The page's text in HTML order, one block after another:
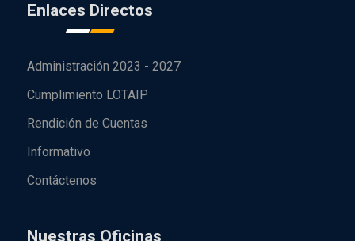
Enlaces Directos
Administración 2023 - 2027
Cumplimiento LOTAIP
Rendición de Cuentas
Informativo
Contáctenos
Nuestras Oficinas